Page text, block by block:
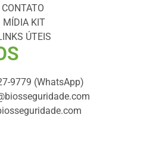
CONTATO
MÍDIA KIT
ÚTEIS
9779 (WhatsApp)